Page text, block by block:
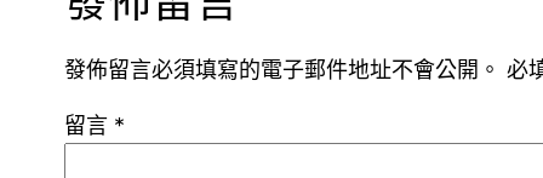
發佈留言必須填寫的電子郵件地址不會公開。 必
留言 *